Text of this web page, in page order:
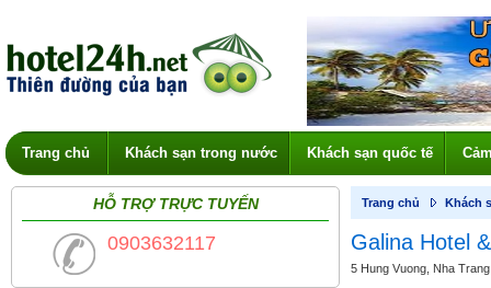
Trang chủ Khách sạn trong nước Khách sạn quốc tế
HỖ TRỢ TRỰC TUYẾN
0903632117
Trang chủ Khách
Galina Hotel
5 Hung Vuong, Nha